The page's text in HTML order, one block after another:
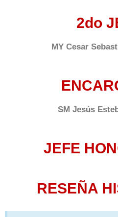
2do
MY Cesar
SM Jesús
JEFE
RESEÑA